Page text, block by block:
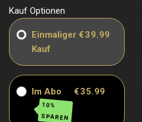
Kauf Optionen
Einmaliger
Kauf
€39.99
Im Abo
10%
SPAREN
€35.99